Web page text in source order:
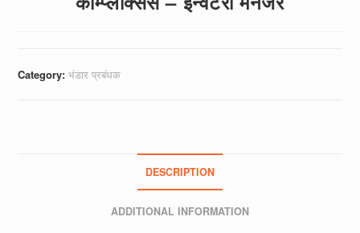
Category:भंडार प्रबंधक
DESCRIPTION
ADDITIONAL INFORMATION